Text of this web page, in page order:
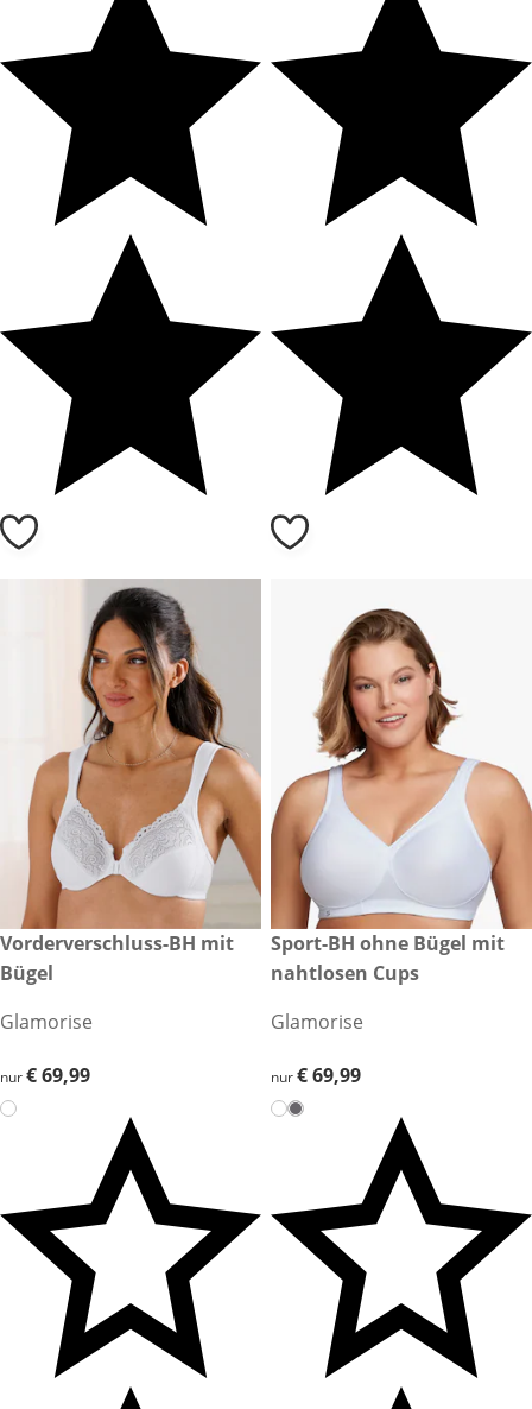
€ 69,99
Vorderverschluss-BH mit
Bügel
Glamorise
€ 69,99
nur€ 69,99
€ 69,99
Sport-BH ohne Bügel mit
nahtlosen Cups
Glamorise
€ 69,99
nur€ 69,99